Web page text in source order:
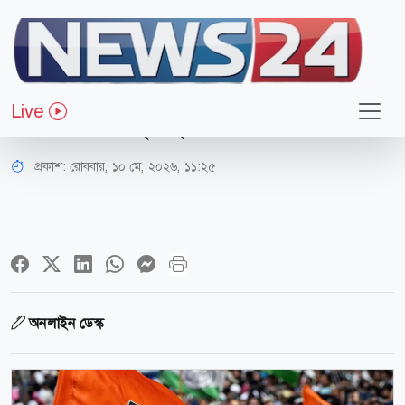
Live
আন্তর্জাতিক
পশ্চিমবঙ্গে বিরোধীদলীয় নেতার নাম
ঘোষণা করল তৃণমূল
প্রকাশ: রোববার, ১০ মে, ২০২৬, ১১:২৫
অনলাইন ডেস্ক